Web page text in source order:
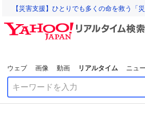
【災害支援】ひとりでも多くの命を救う「
ウェブ 画像 動画 リアルタイム ニュ